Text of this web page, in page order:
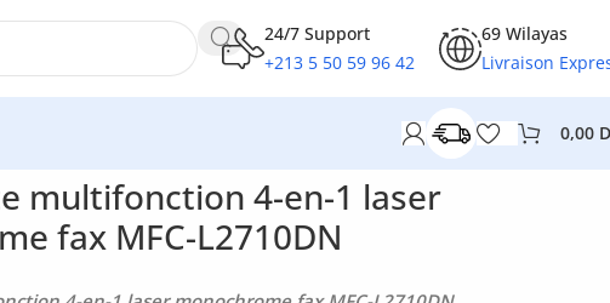
24/7 Support
+213 5 50 59 96 42
69 Wilayas
Livraison
0,00
L2710DN
multifonction 4-en-1 laser
fax MFC-L2710DN